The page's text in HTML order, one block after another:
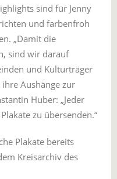
sind für Jenny
und farbenfroh
„Damit die
sind wir darauf
und Kulturträger
Aushänge zur
Huber: „Jeder
zu übersenden.“
Plakate bereits
Kreisarchiv des